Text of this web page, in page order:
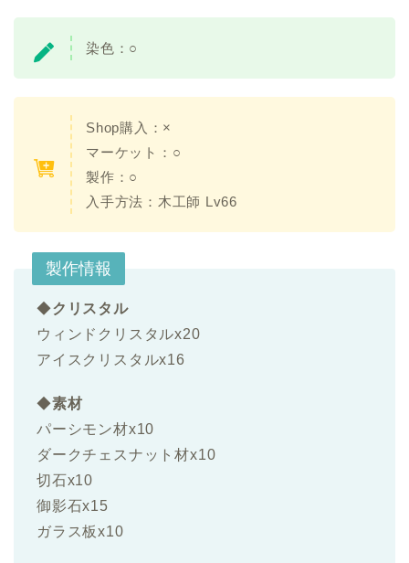
染色： ○
Shop購入：×
マーケット：○
製作：○
入手方法： 木工師 Lv66
製作情報
◆クリスタル
ウィンドクリスタルx20
アイスクリスタルx16
◆素材
パーシモン材x10
ダークチェスナット材x10
切石x10
御影石x15
ガラス板x10